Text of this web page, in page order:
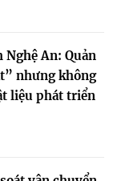
An: Quản
nhưng không
liệu phát triển